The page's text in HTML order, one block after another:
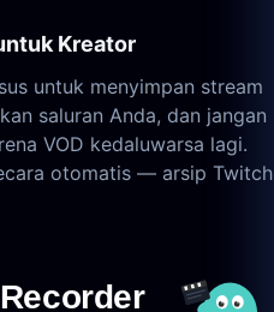
Kreator
untuk menyimpan stream
saluran Anda, dan jangan
VOD kedaluwarsa lagi.
otomatis — arsip Twitch